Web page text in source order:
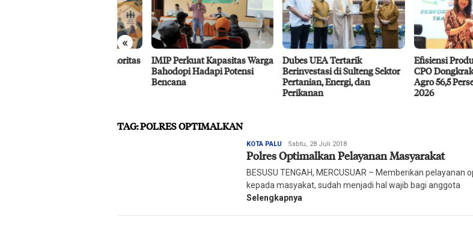
«
IMIP Perkuat Kapasitas Warga
Bahodopi Hadapi Potensi
Bencana
Dubes UEA Tertarik
Berinvestasi di Sulteng Sektor
Pertanian, Energi, dan
Perikanan
Efisiensi Produksi dan
CPO Dongkrak Laba
Agro 56,5 Persen di
TAG:POLRES OPTIMALKAN
KOTA PALU Redaksi
Harian
Mercusuar
Sabtu, 28 Juli 2018
Polres Optimalkan Pelayanan Masyarakat
BESUSU TENGAH, MERCUSUAR – Memberikan pelayanan
kepada masyakat, sudah menjadi hal wajib bagi anggota
Selengkapnya